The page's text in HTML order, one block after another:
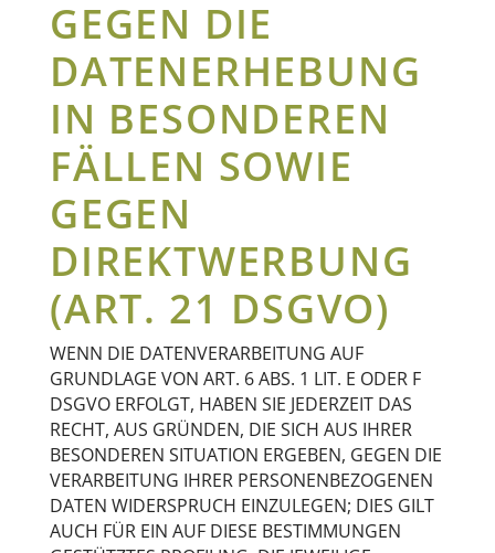
GEGEN DIE
DATENERHEBUNG
IN BESONDEREN
FÄLLEN SOWIE
GEGEN
DIREKTWERBUNG
(ART. 21 DSGVO)
WENN DIE DATENVERARBEITUNG AUF
GRUNDLAGE VON ART. 6 ABS. 1 LIT. E ODER F
DSGVO ERFOLGT, HABEN SIE JEDERZEIT DAS
RECHT, AUS GRÜNDEN, DIE SICH AUS IHRER
BESONDEREN SITUATION ERGEBEN, GEGEN DIE
VERARBEITUNG IHRER PERSONENBEZOGENEN
DATEN WIDERSPRUCH EINZULEGEN; DIES GILT
AUCH FÜR EIN AUF DIESE BESTIMMUNGEN